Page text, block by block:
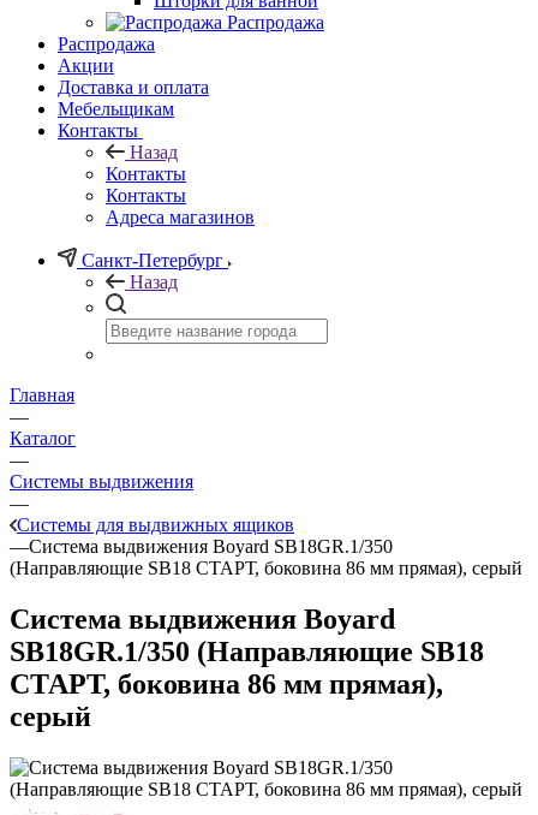
Распродажа
Распродажа
Акции
Доставка и оплата
Мебельщикам
Контакты
Назад
Контакты
Контакты
Адреса магазинов
Санкт-Петербург
Назад
Главная
—
Каталог
—
Системы выдвижения
—
Системы для выдвижных ящиков
—Система выдвижения Boyard SB18GR.1/350
(Направляющие SB18 СТАРТ, боковина 86 мм прямая), серый
Система выдвижения Boyard
SB18GR.1/350 (Направляющие SB18
СТАРТ, боковина 86 мм прямая),
серый